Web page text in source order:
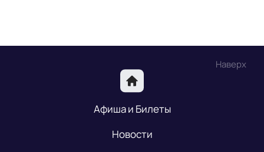
Наверх
Афиша и Билеты
Новости